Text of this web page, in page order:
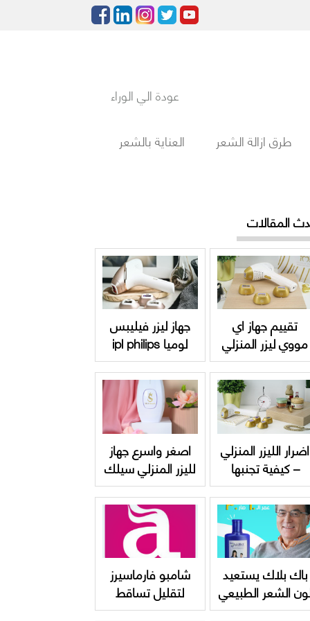
عودة الي الوراء
طرق ازالة الشعر العناية بالشعر
المقالات
تقييم جهاز اي
مووي ليزر المنزلي
المتطور
جهاز ليزر فيليبس
لوميا ipl philips
lumea لازالة الشعر
| دليل متكامل
اضرار الليزر المنزلي
– كيفية تجنبها
اصغر واسرع جهاز
لليزر المنزلي سيلك
اند سموث اختيارك
الدائم
باك بلاك يستعيد
الشعر الطبيعي
مره اخري بدون
شامبو فارماسيرز
لتقليل تساقط
الشعر ريفيو كامل